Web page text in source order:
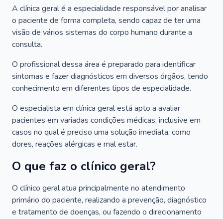
A clínica geral é a especialidade responsável por analisar
o paciente de forma completa, sendo capaz de ter uma
visão de vários sistemas do corpo humano durante a
consulta.
O profissional dessa área é preparado para identificar
sintomas e fazer diagnósticos em diversos órgãos, tendo
conhecimento em diferentes tipos de especialidade.
O especialista em clínica geral está apto a avaliar
pacientes em variadas condições médicas, inclusive em
casos no qual é preciso uma solução imediata, como
dores, reações alérgicas e mal estar.
O que faz o clínico geral?
O clínico geral atua principalmente no atendimento
primário do paciente, realizando a prevenção, diagnóstico
e tratamento de doenças, ou fazendo o direcionamento